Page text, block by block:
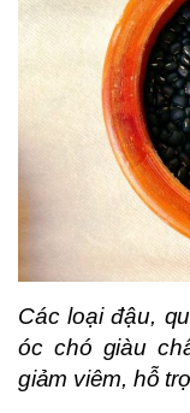
Các loại đậu,
óc chó giàu
giảm viêm, hỗ